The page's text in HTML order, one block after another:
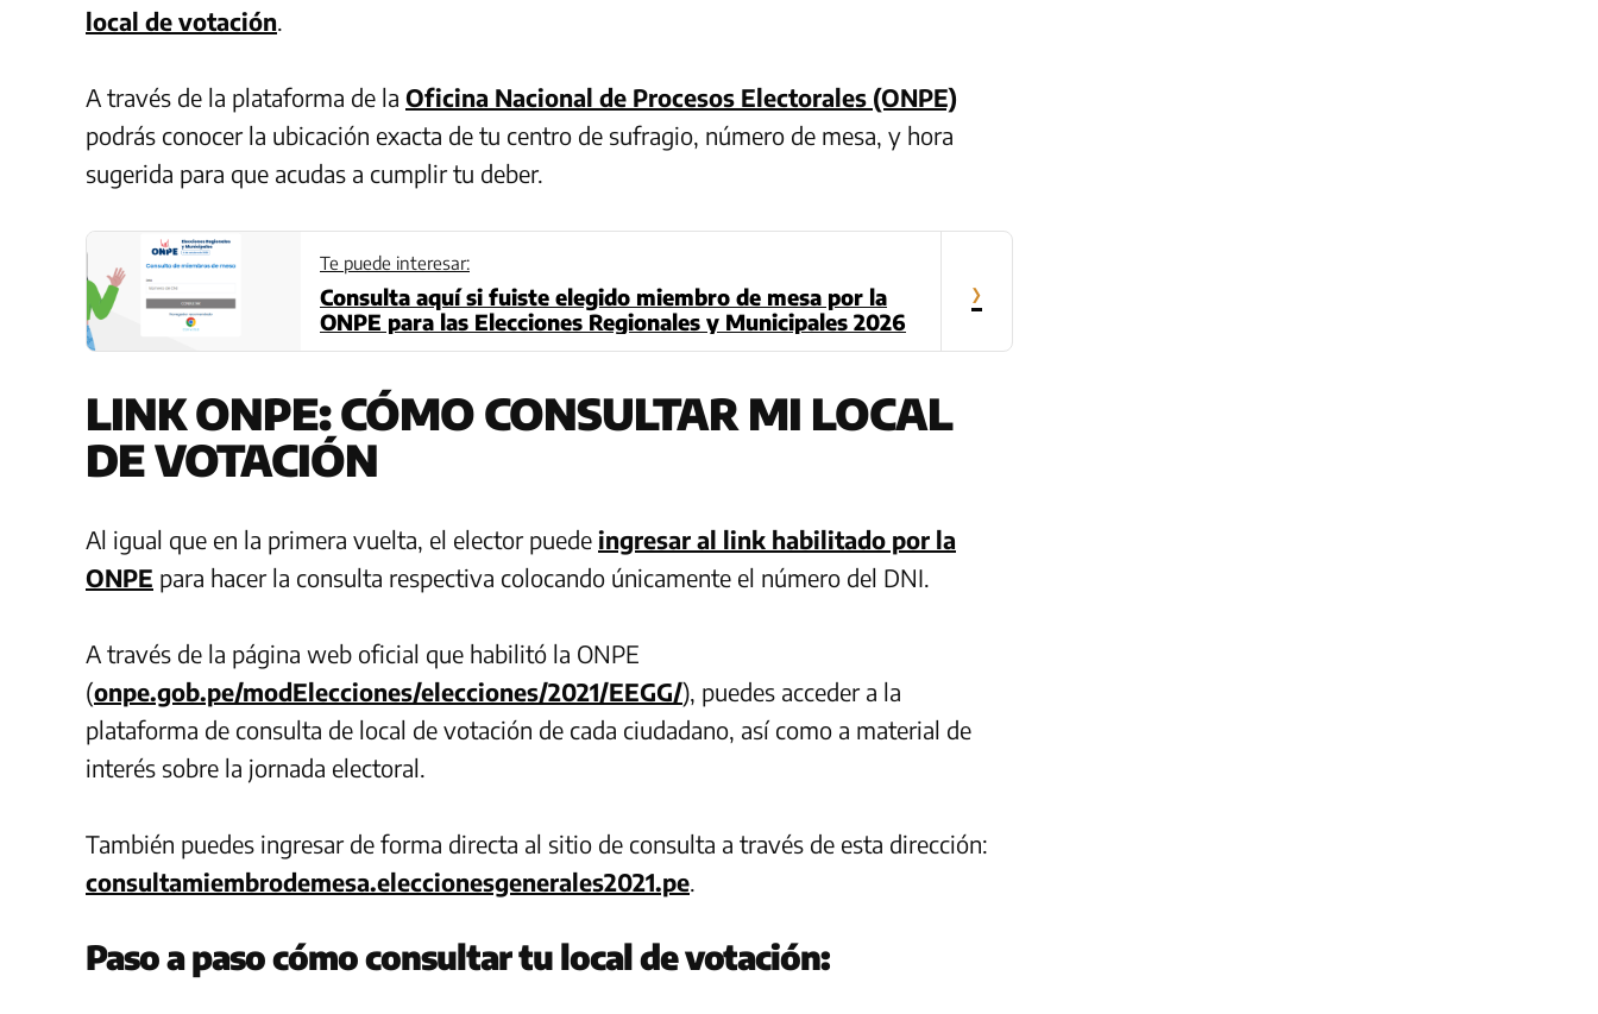
local de votación.
A través de la plataforma de la Oficina Nacional de Procesos Electorales (ONPE)
podrás conocer la ubicación exacta de tu centro de sufragio, número de mesa, y hora
sugerida para que acudas a cumplir tu deber.
Te puede interesar:
Consulta aquí si fuiste elegido miembro de mesa por la
ONPE para las Elecciones Regionales y Municipales 2026
›
LINK ONPE: CÓMO CONSULTAR MI LOCAL
DE VOTACIÓN
Al igual que en la primera vuelta, el elector puede ingresar al link habilitado por la
ONPE para hacer la consulta respectiva colocando únicamente el número del DNI.
A través de la página web oficial que habilitó la ONPE
(onpe.gob.pe/modElecciones/elecciones/2021/EEGG/), puedes acceder a la
plataforma de consulta de local de votación de cada ciudadano, así como a material de
interés sobre la jornada electoral.
También puedes ingresar de forma directa al sitio de consulta a través de esta dirección:
consultamiembrodemesa.eleccionesgenerales2021.pe.
Paso a paso cómo consultar tu local de votación: